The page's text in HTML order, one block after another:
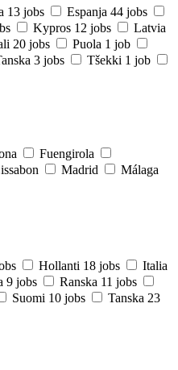
13 jobs Espanja 44 jobs
Kypros 12 jobs
Latvia
20 jobs Puola 1 job
3 jobs Tšekki 1 job
Fuengirola
Madrid
Málaga
Hollanti 18 jobs
Italia
9 jobs Ranska 11 jobs
Suomi 10 jobs Tanska 23